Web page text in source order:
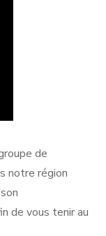
de
notre région
de vous tenir au